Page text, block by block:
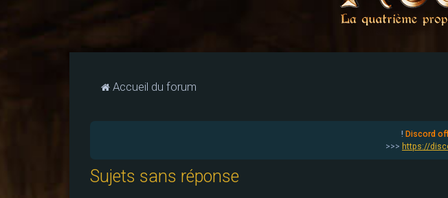
Accueil du forum
! Discord
>>> https://
Sujets sans réponse